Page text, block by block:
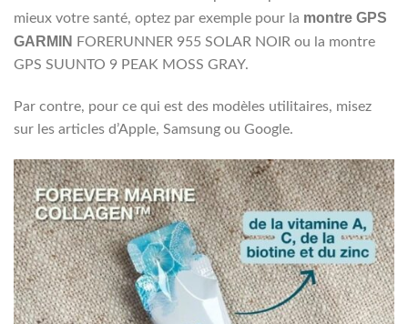
mieux votre santé, optez par exemple pour la montre GPS
GARMIN
FORERUNNER 955 SOLAR NOIR ou la montre
GPS SUUNTO 9 PEAK MOSS GRAY.
Par contre, pour ce qui est des modèles utilitaires, misez
sur les articles d’Apple, Samsung ou Google.